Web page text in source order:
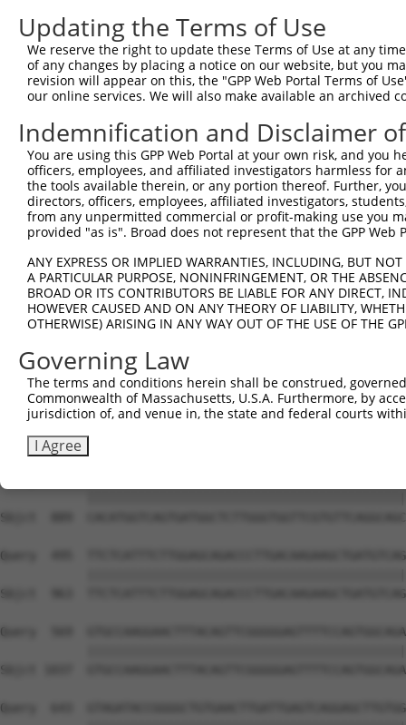
Updating the Terms of Use
We reserve the right to update these Terms of Use at any
of any changes by placing a notice on our website, but you
revision will appear on this, the "GPP Web Portal Terms of
our online services. We will also make available an archived
Indemnification and Disclaimer
You are using this GPP Web Portal at your own risk, and
officers, employees, and affiliated investigators harmless for
the tools available therein, or any portion thereof. Further,
directors, officers, employees, affiliated investigators,
from any unpermitted commercial or profit-making use you
provided "as is". Broad does not represent that the GPP
ANY EXPRESS OR IMPLIED WARRANTIES, INCLUDING, BUT
A PARTICULAR PURPOSE, NONINFRINGEMENT, OR THE
BROAD OR ITS CONTRIBUTORS BE LIABLE FOR ANY DIRECT,
HOWEVER CAUSED AND ON ANY THEORY OF LIABILITY,
OTHERWISE) ARISING IN ANY WAY OUT OF THE USE OF THE
Governing Law
The terms and conditions herein shall be construed,
Commonwealth of Massachusetts, U.S.A. Furthermore, by
jurisdiction of, and venue in, the state and federal courts
I Agree